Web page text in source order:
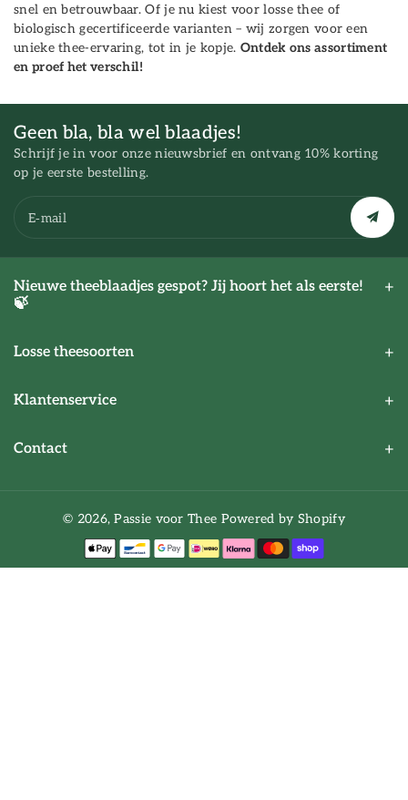
snel en betrouwbaar. Of je nu kiest voor losse thee of
biologisch gecertificeerde varianten – wij zorgen voor een
unieke thee-ervaring, tot in je kopje. Ontdek ons assortiment
en proef het verschil!
Geen bla, bla wel blaadjes!
Schrijf je in voor onze nieuwsbrief en ontvang 10% korting
op je eerste bestelling.
E‑mail
Nieuwe theeblaadjes gespot? Jij hoort het als eerste!
🍃
Losse theesoorten
Klantenservice
Contact
© 2026,Passie voor Thee Powered by Shopify
B
e